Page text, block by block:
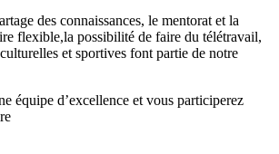
des connaissances, le mentorat et la
flexible,la possibilité de faire du télétravail,
et sportives font partie de notre
équipe d’excellence et vous participerez